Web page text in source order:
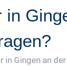
in
in Gingen an